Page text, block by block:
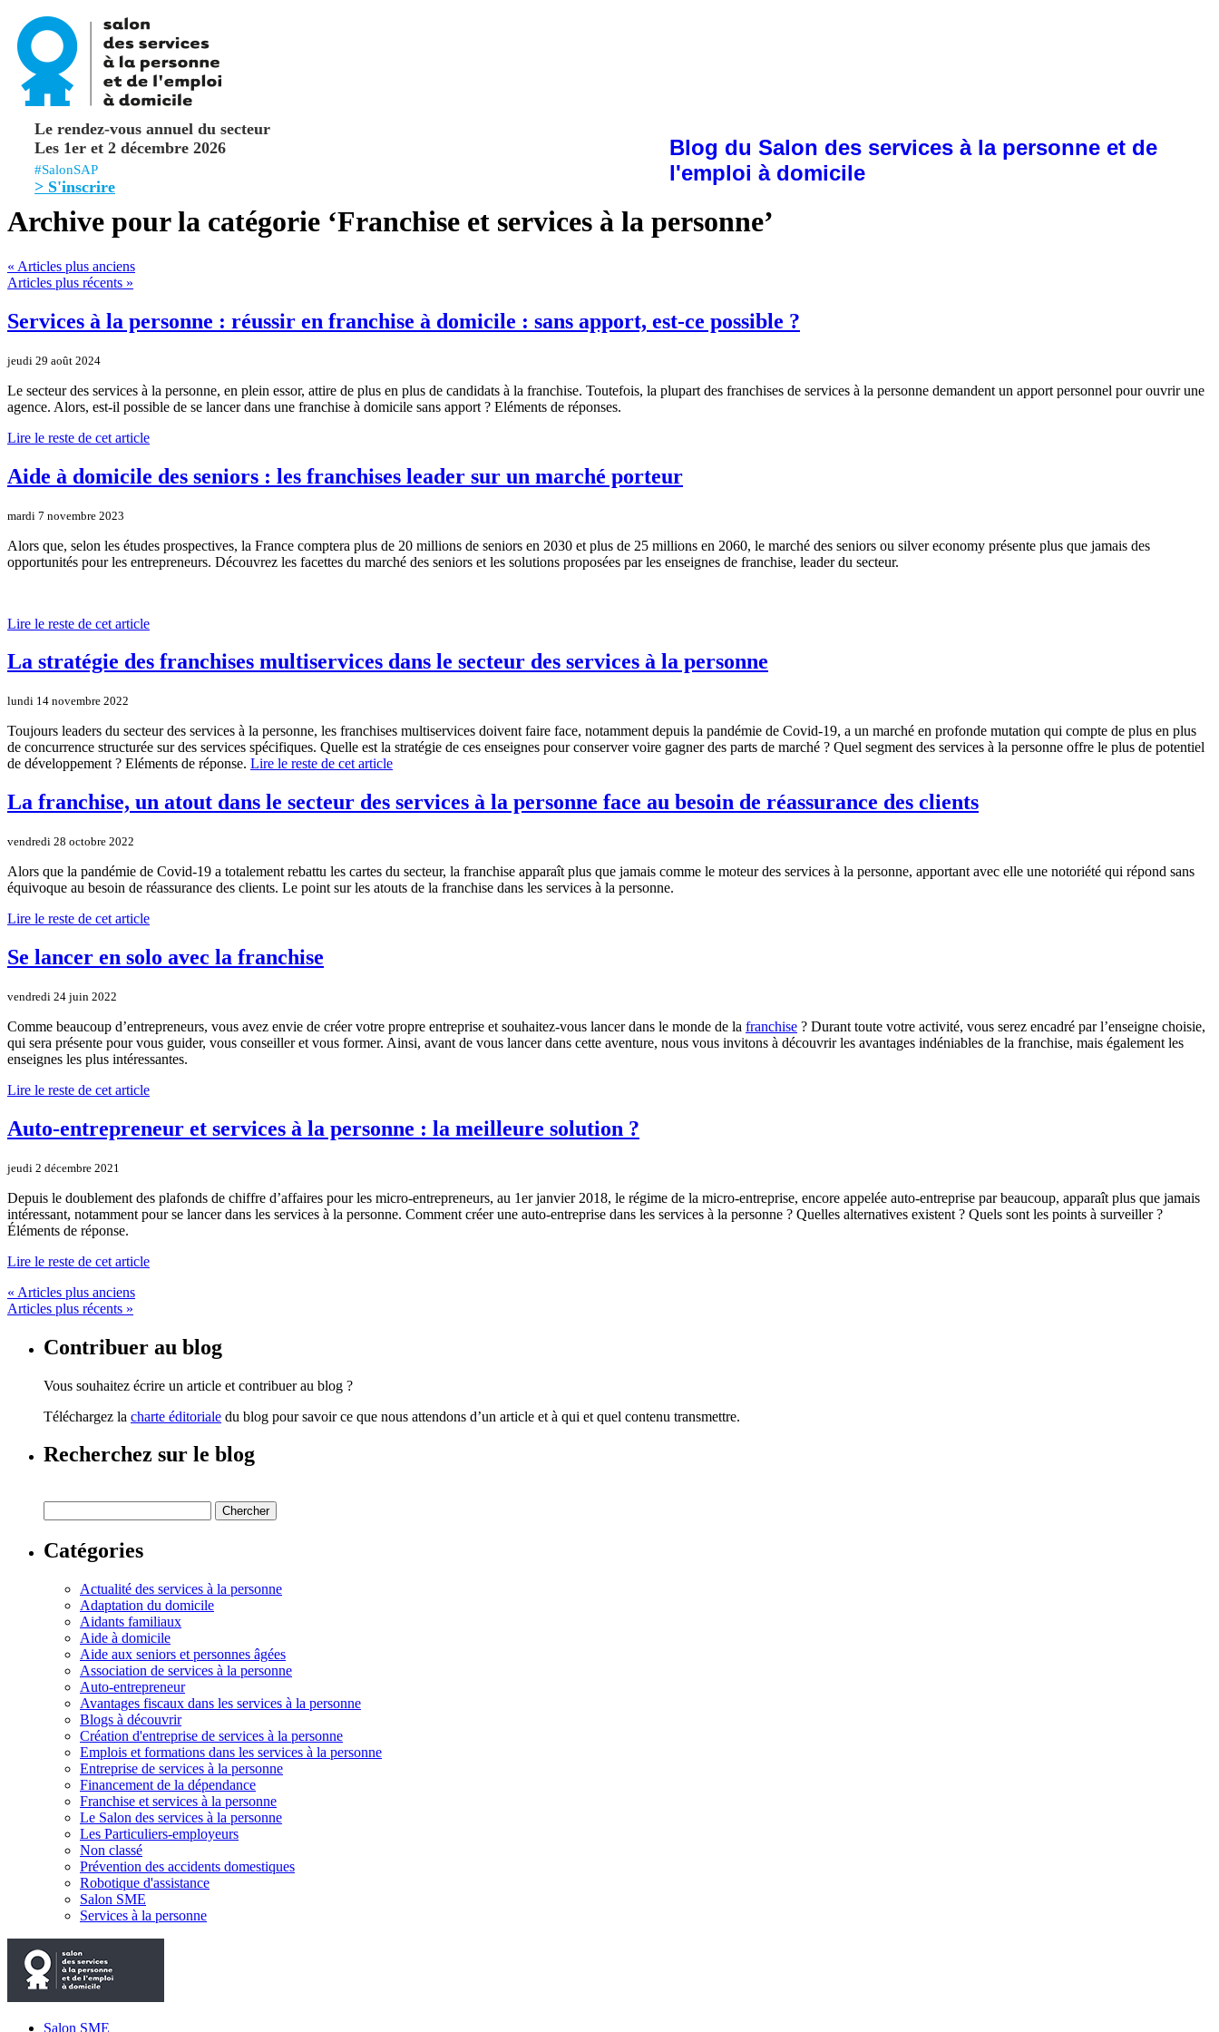
Le rendez-vous annuel du secteur
Les 1er et 2 décembre 2026
#SalonSAP
> S'inscrire
Blog du Salon des services à la personne et de
l'emploi à domicile
Archive pour la catégorie ‘Franchise et services à la personne’
« Articles plus anciens
Articles plus récents »
Services à la personne : réussir en franchise à domicile : sans apport, est-ce possible ?
jeudi 29 août 2024
Le secteur des services à la personne, en plein essor, attire de plus en plus de candidats à la franchise. Toutefois, la plupart des franchises de services à la personne demandent un apport personnel pour ouvrir une
agence. Alors, est-il possible de se lancer dans une franchise à domicile sans apport ? Eléments de réponses.
Lire le reste de cet article
Aide à domicile des seniors : les franchises leader sur un marché porteur
mardi 7 novembre 2023
Alors que, selon les études prospectives, la France comptera plus de 20 millions de seniors en 2030 et plus de 25 millions en 2060, le marché des seniors ou silver economy présente plus que jamais des
opportunités pour les entrepreneurs. Découvrez les facettes du marché des seniors et les solutions proposées par les enseignes de franchise, leader du secteur.
Lire le reste de cet article
La stratégie des franchises multiservices dans le secteur des services à la personne
lundi 14 novembre 2022
Toujours leaders du secteur des services à la personne, les franchises multiservices doivent faire face, notamment depuis la pandémie de Covid-19, a un marché en profonde mutation qui compte de plus en plus
de concurrence structurée sur des services spécifiques. Quelle est la stratégie de ces enseignes pour conserver voire gagner des parts de marché ? Quel segment des services à la personne offre le plus de potentiel
de développement ? Eléments de réponse. Lire le reste de cet article
La franchise, un atout dans le secteur des services à la personne face au besoin de réassurance des clients
vendredi 28 octobre 2022
Alors que la pandémie de Covid-19 a totalement rebattu les cartes du secteur, la franchise apparaît plus que jamais comme le moteur des services à la personne, apportant avec elle une notoriété qui répond sans
équivoque au besoin de réassurance des clients. Le point sur les atouts de la franchise dans les services à la personne.
Lire le reste de cet article
Se lancer en solo avec la franchise
vendredi 24 juin 2022
Comme beaucoup d’entrepreneurs, vous avez envie de créer votre propre entreprise et souhaitez-vous lancer dans le monde de la franchise ? Durant toute votre activité, vous serez encadré par l’enseigne choisie,
qui sera présente pour vous guider, vous conseiller et vous former. Ainsi, avant de vous lancer dans cette aventure, nous vous invitons à découvrir les avantages indéniables de la franchise, mais également les
enseignes les plus intéressantes.
Lire le reste de cet article
Auto-entrepreneur et services à la personne : la meilleure solution ?
jeudi 2 décembre 2021
Depuis le doublement des plafonds de chiffre d’affaires pour les micro-entrepreneurs, au 1er janvier 2018, le régime de la micro-entreprise, encore appelée auto-entreprise par beaucoup, apparaît plus que jamais
intéressant, notamment pour se lancer dans les services à la personne. Comment créer une auto-entreprise dans les services à la personne ? Quelles alternatives existent ? Quels sont les points à surveiller ?
Éléments de réponse.
Lire le reste de cet article
« Articles plus anciens
Articles plus récents »
Contribuer au blog
Vous souhaitez écrire un article et contribuer au blog ?
Téléchargez la charte éditoriale du blog pour savoir ce que nous attendons d’un article et à qui et quel contenu transmettre.
Recherchez sur le blog
Catégories
Actualité des services à la personne
Adaptation du domicile
Aidants familiaux
Aide à domicile
Aide aux seniors et personnes âgées
Association de services à la personne
Auto-entrepreneur
Avantages fiscaux dans les services à la personne
Blogs à découvrir
Création d'entreprise de services à la personne
Emplois et formations dans les services à la personne
Entreprise de services à la personne
Financement de la dépendance
Franchise et services à la personne
Le Salon des services à la personne
Les Particuliers-employeurs
Non classé
Prévention des accidents domestiques
Robotique d'assistance
Salon SME
Services à la personne
Salon SME